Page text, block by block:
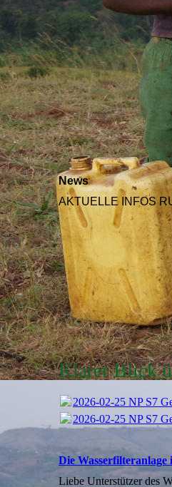
News
AKTUELLE INFOS
Klarer Blick
2026-02-25 NP S7
2026-02-25 NP S7
Die Wasserfilteranlage
Liebe Unterstützer des